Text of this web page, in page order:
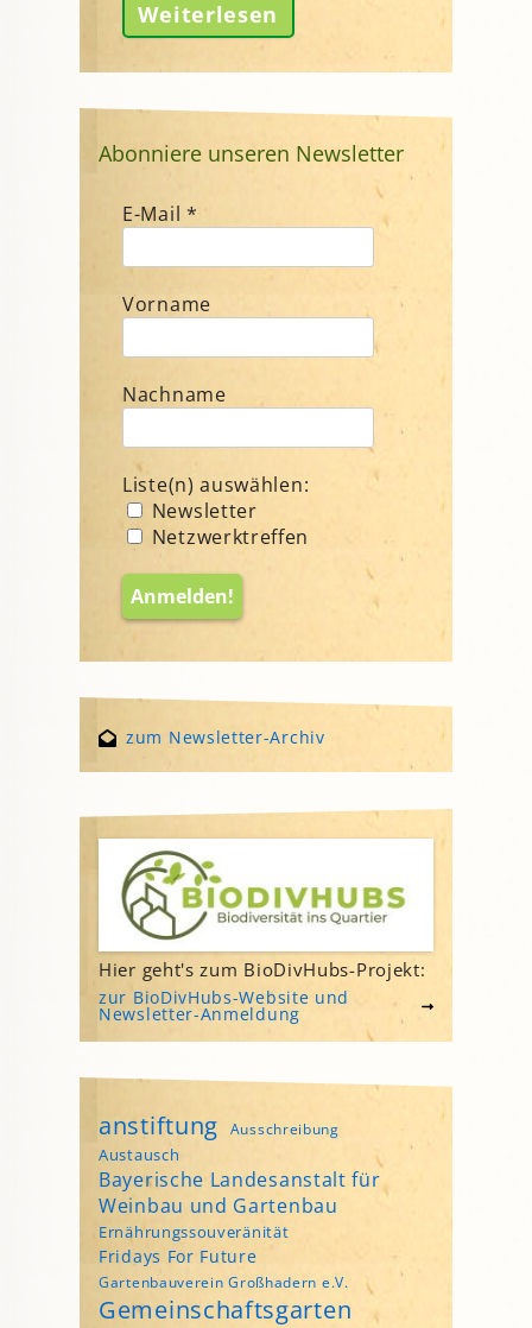
Weiterlesen
Abonniere unseren Newsletter
E-Mail *
Vorname
Nachname
Liste(n) auswählen:
Newsletter
Netzwerktreffen
zum Newsletter-Archiv
Hier geht's zum BioDivHubs-Projekt:
zur BioDivHubs-Website und
Newsletter-Anmeldung
anstiftung Ausschreibung
Austausch
Bayerische Landesanstalt für
Weinbau und Gartenbau
Ernährungssouveränität
Fridays For Future
Gartenbauverein Großhadern e.V.
Gemeinschaftsgarten